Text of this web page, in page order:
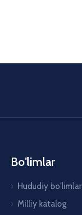
Bo'limlar
Hududiy bo’limlar
Milliy katalog